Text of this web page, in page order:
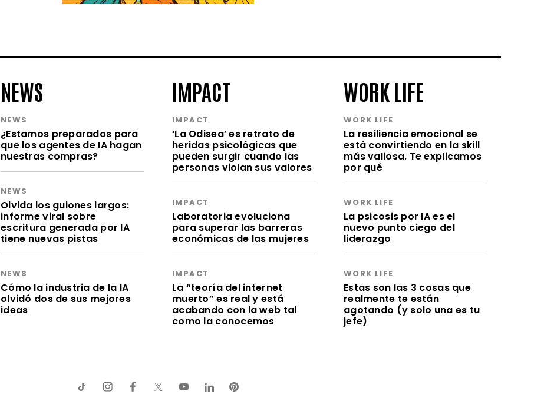
NEWS
NEWS
¿Estamos preparados para
que los agentes de IA hagan
nuestras compras?
NEWS
Olvida los guiones largos:
informe viral sobre
escritura generada por IA
tiene nuevas pistas
NEWS
Cómo la industria de la IA
olvidó dos de sus mejores
ideas
IMPACT
IMPACT
‘La Odisea’ es retrato de
heridas psicológicas que
pueden surgir cuando las
personas violan sus valores
IMPACT
Laboratoria evoluciona
para superar las barreras
económicas de las mujeres
IMPACT
La “teoría del internet
muerto” es real y está
acabando con la web tal
como la conocemos
WORK LIFE
WORK LIFE
La resiliencia emocional se
está convirtiendo en la skill
más valiosa. Te explicamos
por qué
WORK LIFE
La psicosis por IA es el
nuevo punto ciego del
liderazgo
WORK LIFE
Estas son las 3 cosas que
realmente te están
agotando (y solo una es tu
jefe)